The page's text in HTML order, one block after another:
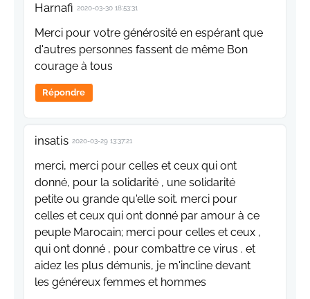
Harnafi 2020-03-30 18:53:31
Merci pour votre générosité en espérant que
d'autres personnes fassent de même Bon
courage à tous
Répondre
insatis 2020-03-29 13:37:21
merci, merci pour celles et ceux qui ont
donné, pour la solidarité , une solidarité
petite ou grande qu'elle soit. merci pour
celles et ceux qui ont donné par amour à ce
peuple Marocain; merci pour celles et ceux ,
qui ont donné , pour combattre ce virus . et
aidez les plus démunis, je m'incline devant
les généreux femmes et hommes